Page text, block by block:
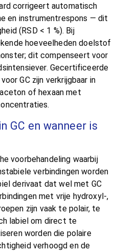
corrigeert automatisch
en instrumentrespons — dit
(RSD < 1 %). Bij
hoeveelheden doelstof
dit compenseert voor
Gecertificeerde
GC zijn verkrijgbaar in
of hexaan met
GC en wanneer is
voorbehandeling waarbij
verbindingen worden
derivaat dat wel met GC
met vrije hydroxyl-,
zijn vaak te polair, te
labiel om direct te
worden die polaire
verhoogd en de